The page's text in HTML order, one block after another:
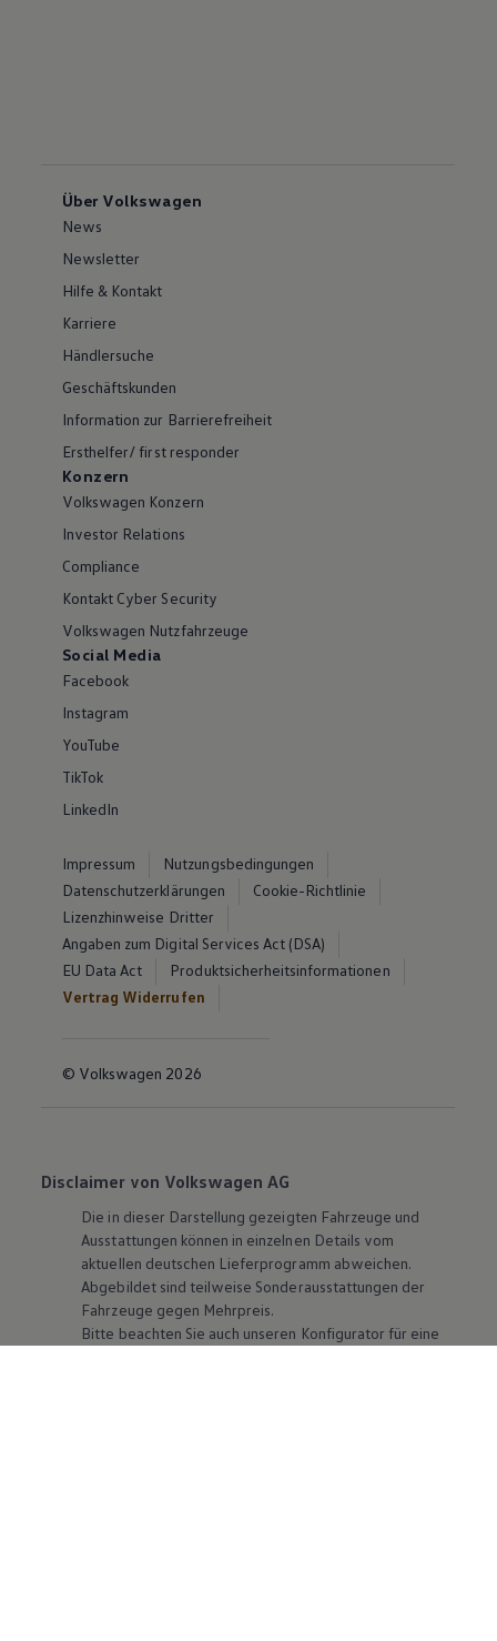
Über Volkswagen
News
Newsletter
Hilfe & Kontakt
Karriere
Händlersuche
Geschäftskunden
Information zur Barrierefreiheit
Ersthelfer/ first responder
Konzern
Volkswagen Konzern
Investor Relations
Compliance
Kontakt Cyber Security
Volkswagen Nutzfahrzeuge
Social Media
Facebook
Instagram
YouTube
TikTok
LinkedIn
Impressum
Nutzungsbedingungen
Datenschutzerklärungen
Cookie-Richtlinie
Lizenzhinweise Dritter
Angaben zum Digital Services Act (DSA)
EU Data Act
Produktsicherheitsinformationen
Vertrag Widerrufen
© Volkswagen 2026
Disclaimer von Volkswagen AG
Die in dieser Darstellung gezeigten Fahrzeuge und
Ausstattungen können in einzelnen Details vom
aktuellen deutschen Lieferprogramm abweichen.
Abgebildet sind teilweise Sonderausstattungen der
Fahrzeuge gegen Mehrpreis.
Bitte beachten Sie auch unseren Konfigurator für eine